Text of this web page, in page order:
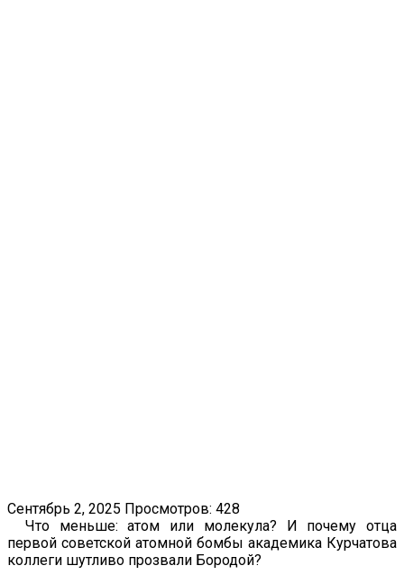
Сентябрь 2, 2025 Просмотров: 428
Что меньше: атом или молекула? И почему отца
первой советской атомной бомбы академика Курчатова
коллеги шутливо прозвали Бородой?